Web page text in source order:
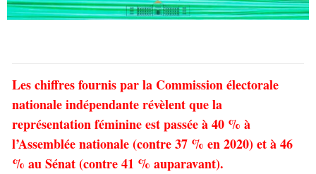
Les chiffres fournis par la Commission électorale
nationale indépendante révèlent que la
représentation féminine est passée à 40 % à
l’Assemblée nationale (contre 37 % en 2020) et à 46
% au Sénat (contre 41 % auparavant).